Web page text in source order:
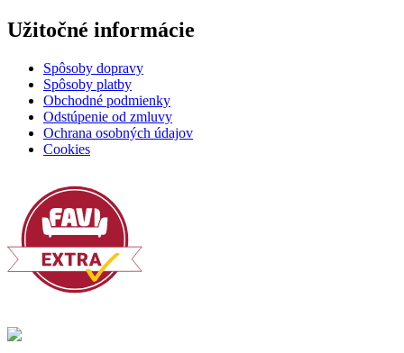
Užitočné informácie
Spôsoby dopravy
Spôsoby platby
Obchodné podmienky
Odstúpenie od zmluvy
Ochrana osobných údajov
Cookies